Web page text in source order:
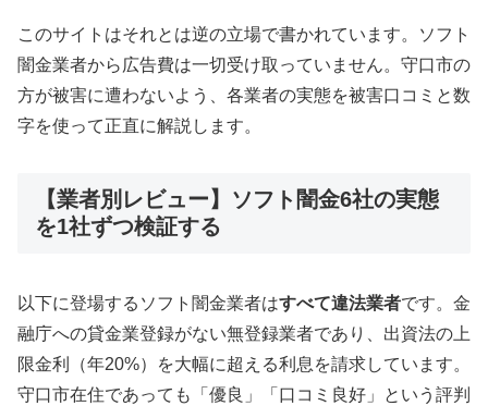
このサイトはそれとは逆の立場で書かれています。ソフト
闇金業者から広告費は一切受け取っていません。守口市の
方が被害に遭わないよう、各業者の実態を被害口コミと数
字を使って正直に解説します。
【業者別レビュー】ソフト闇金6社の実態
を1社ずつ検証する
以下に登場するソフト闇金業者はすべて違法業者です。金
融庁への貸金業登録がない無登録業者であり、出資法の上
限金利（年20%）を大幅に超える利息を請求しています。
守口市在住であっても「優良」「口コミ良好」という評判